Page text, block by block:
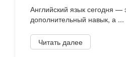
Английский язык сегодня —
дополнительный навык, а ...
Читать далее